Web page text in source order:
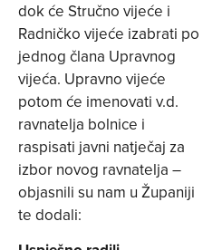
dok će Stručno vijeće i
Radničko vijeće izabrati po
jednog člana Upravnog
vijeća. Upravno vijeće
potom će imenovati v.d.
ravnatelja bolnice i
raspisati javni natječaj za
izbor novog ravnatelja –
objasnili su nam u Županiji
te dodali: